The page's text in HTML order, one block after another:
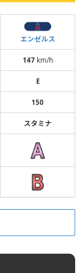
エンゼルス
147km/h
E
150
スタミナ